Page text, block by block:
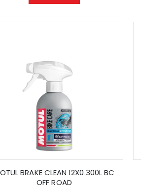
BRAKE CLEAN 12X0.300L BC
OFF ROAD